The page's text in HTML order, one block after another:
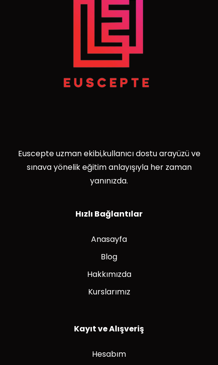
Euscepte uzman ekibi,kullanıcı dostu arayüzü ve
sınava yönelik eğitim anlayışıyla her zaman
yanınızda.
Hızlı Bağlantılar
Anasayfa
Blog
Hakkımızda
Kurslarımız
Kayıt ve Alışveriş
Hesabım